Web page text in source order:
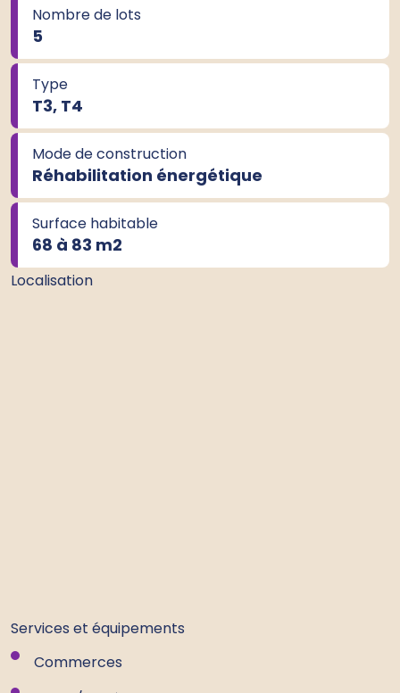
Nombre de lots
5
Type
T3, T4
Mode de construction
Réhabilitation énergétique
Surface habitable
68 à 83 m2
Localisation
Services et équipements
Commerces